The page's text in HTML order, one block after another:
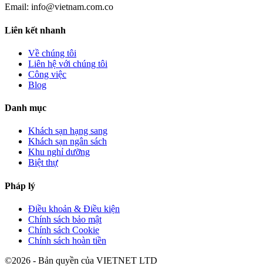
Email: info@vietnam.com.co
Liên kết nhanh
Về chúng tôi
Liên hệ với chúng tôi
Công việc
Blog
Danh mục
Khách sạn hạng sang
Khách sạn ngân sách
Khu nghỉ dưỡng
Biệt thự
Pháp lý
Điều khoản & Điều kiện
Chính sách bảo mật
Chính sách Cookie
Chính sách hoàn tiền
©2026 - Bản quyền của VIETNET LTD